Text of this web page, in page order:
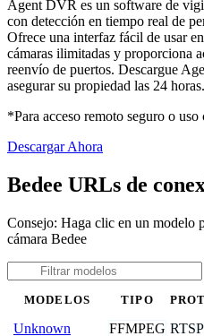
Agent DVR es un software de
con detección en tiempo real de
Ofrece una interfaz fácil de usar
cámaras ilimitadas y proporciona
reenvío de puertos. Descargue
asegurar su propiedad las 24 horas.
*Para acceso remoto seguro o
Descargar Ahora
Bedee URLs de
Consejo: Haga clic en un modelo
cámara Bedee
MODELOS TIPO
Unknown FFMPEG RTSP